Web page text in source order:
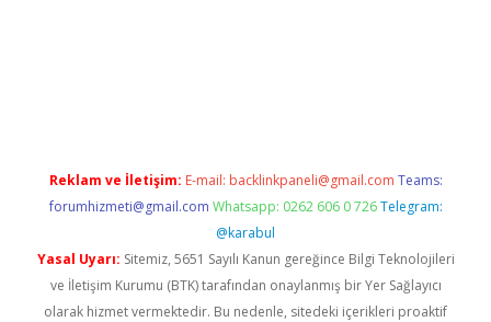
Reklam ve İletişim: E-mail: backlinkpaneli@gmail.com Teams:
forumhizmeti@gmail.com Whatsapp: 0262 606 0 726 Telegram:
@karabul
Yasal Uyarı: Sitemiz, 5651 Sayılı Kanun gereğince Bilgi Teknolojileri
ve İletişim Kurumu (BTK) tarafından onaylanmış bir Yer Sağlayıcı
olarak hizmet vermektedir. Bu nedenle, sitedeki içerikleri proaktif